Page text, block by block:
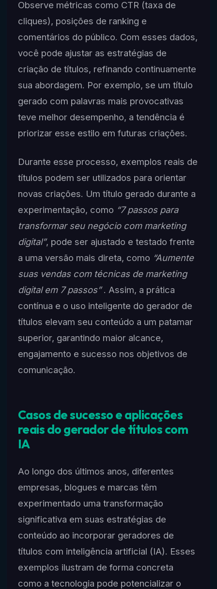
Observe métricas como CTR (taxa de
cliques), posições de ranking e
comentários do público. Com esses dados,
você pode ajustar as estratégias de
criação de títulos, refinando continuamente
sua abordagem. Por exemplo, se um título
gerado com palavras mais provocativas
teve melhor desempenho, a tendência é
priorizar esse estilo em futuras criações.
Durante esse processo, exemplos reais de
títulos podem ser utilizados para orientar
novas criações. Um título gerado durante a
experimentação, como “7 passos para
transformar seu negócio com marketing
digital”, pode ser ajustado e testado frente
a uma versão mais direta, como “Aumente
suas vendas com técnicas de marketing
digital em 7 passos”. Assim, a prática
contínua e o uso inteligente do gerador de
títulos elevam seu conteúdo a um patamar
superior, garantindo maior alcance,
engajamento e sucesso nos objetivos de
comunicação.
Casos de sucesso e aplicações
reais do gerador de títulos com
IA
Ao longo dos últimos anos, diferentes
empresas, blogues e marcas têm
experimentado uma transformação
significativa em suas estratégias de
conteúdo ao incorporar geradores de
títulos com inteligência artificial (IA). Esses
exemplos ilustram de forma concreta
como a tecnologia pode potencializar o